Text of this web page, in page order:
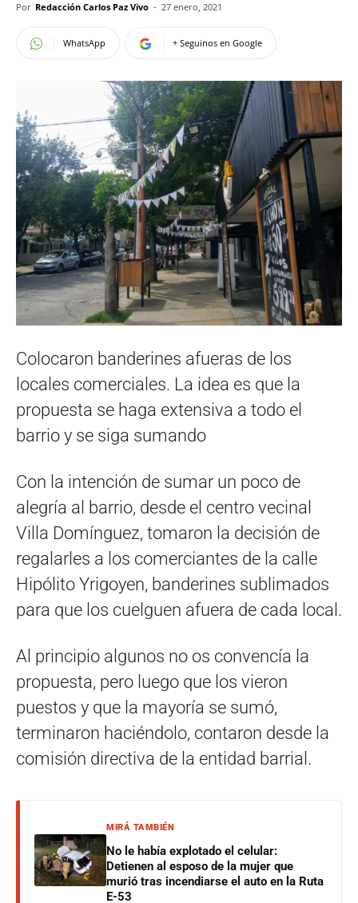
Por Redacción Carlos Paz Vivo - 27 enero, 2021
WhatsApp + Seguinos en Google
Colocaron banderines afueras de los
locales comerciales. La idea es que la
propuesta se haga extensiva a todo el
barrio y se siga sumando
Con la intención de sumar un poco de
alegría al barrio, desde el centro vecinal
Villa Domínguez, tomaron la decisión de
regalarles a los comerciantes de la calle
Hipólito Yrigoyen, banderines sublimados
para que los cuelguen afuera de cada local.
Al principio algunos no os convencía la
propuesta, pero luego que los vieron
puestos y que la mayoría se sumó,
terminaron haciéndolo, contaron desde la
comisión directiva de la entidad barrial.
MIRÁ TAMBIÉN
No le había explotado el celular:
Detienen al esposo de la mujer que
murió tras incendiarse el auto en la Ruta
E-53